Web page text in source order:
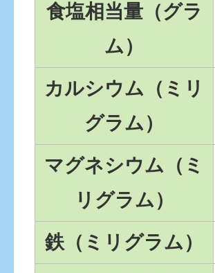
食塩相当量（グラ
ム）
カルシウム（ミリ
グラム）
マグネシウム（ミ
リグラム）
鉄（ミリグラム）